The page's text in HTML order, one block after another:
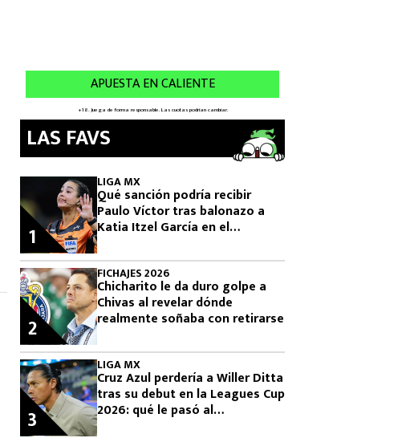
LAS FAVS
LIGA MX
Qué sanción podría recibir
Paulo Víctor tras balonazo a
Katia Itzel García en el
1
FICHAJES 2026
Chicharito le da duro golpe a
Chivas al revelar dónde
realmente soñaba con retirarse
2
LIGA MX
Cruz Azul perdería a Willer Ditta
tras su debut en la Leagues Cup
2026: qué le pasó al
3